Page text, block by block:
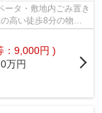
タ・敷地内ごみ置き
高い徒歩8分の物件
：9,000円 )
0万円